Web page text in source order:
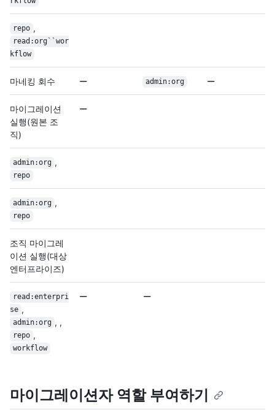
repo ,
read:org``wor
kflow
마네킹 회수 admin:org
마이그레이션
실행(원본 조
직)
admin:org ,
repo
admin:org ,
repo
조직 마이그레
이션 실행(대상
엔터프라이즈)
read:enterpri
se ,
admin:org , ,
repo ,
workflow
마이그레이션자 역할 부여하기